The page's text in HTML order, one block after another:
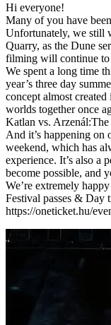
Hi everyone!
Many of you have
Unfortunately, we still
Quarry, as the Dune
filming will continue to
We spent a long time
year’s three day
concept almost
worlds together once
Katlan vs. Arzenál:The
And it’s happening on
weekend, which has
experience. It’s also a
become possible, and
We’re extremely
Festival passes & Day
https://oneticket.hu/